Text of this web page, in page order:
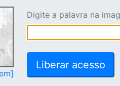
Digite a palavra na